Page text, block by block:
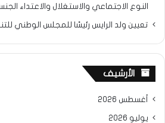
النوع الاجتماعي والاستغلال والاعتداء
تعيين ولد الرايس رئيسًا للمجلس الوطني
الأرشيف
أغسطس 2026
يوليو 2026